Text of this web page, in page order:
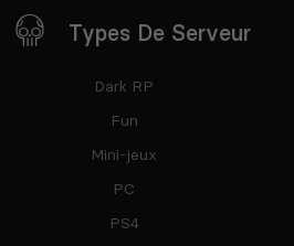
Types De Serveur
Dark RP
Fun
Mini-jeux
PC
PS4